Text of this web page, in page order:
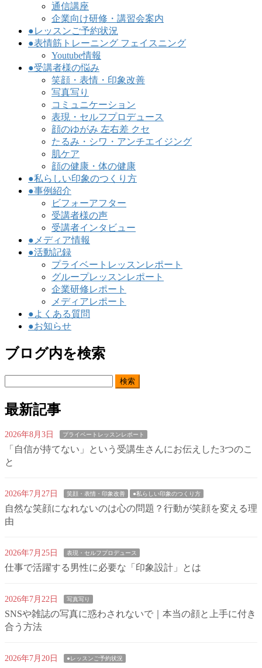
通信講座
企業向け研修・講習会案内
●レッスンご予約状況
●表情筋トレーニング フェイスニング
Youtube情報
●受講者様の悩み
笑顔・表情・印象改善
写真写り
コミュニケーション
表現・セルフプロデュース
顔のゆがみ 左右差 クセ
たるみ・シワ・アンチエイジング
肌ケア
顔の健康・体の健康
●私らしい印象のつくり方
●事例紹介
ビフォーアフター
受講者様の声
受講者インタビュー
●メディア情報
●活動記録
プライベートレッスンレポート
グループレッスンレポート
企業研修レポート
メディアレポート
●よくある質問
●お知らせ
ブログ内を検索
最新記事
2026年8月3日 プライベートレッスンレポート
「自信が持てない」という受講生さんにお伝えした3つのこ
と
2026年7月27日 笑顔・表情・印象改善 ●私らしい印象のつくり方
自然な笑顔になれないのは心の問題？行動が笑顔を変える理
由
2026年7月25日 表現・セルフプロデュース
仕事で活躍する男性に必要な「印象設計」とは
2026年7月22日 写真写り
SNSや雑誌の写真に惑わされないで｜本当の顔と上手に付き
合う方法
2026年7月20日 ●レッスンご予約状況